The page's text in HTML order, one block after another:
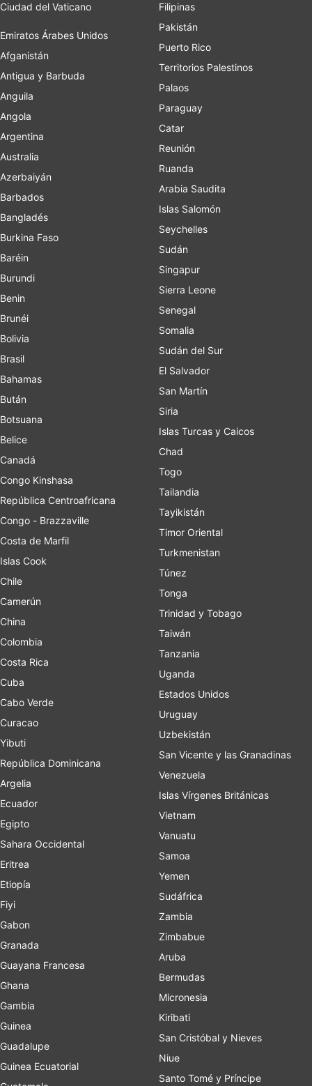
Ciudad del Vaticano
Emiratos Árabes Unidos
Afganistán
Antigua y Barbuda
Anguila
Angola
Argentina
Australia
Azerbaiyán
Barbados
Bangladés
Burkina Faso
Baréin
Burundi
Benin
Brunéi
Bolivia
Brasil
Bahamas
Bután
Botsuana
Belice
Canadá
Congo Kinshasa
República Centroafricana
Congo - Brazzaville
Costa de Marfil
Islas Cook
Chile
Camerún
China
Colombia
Costa Rica
Cuba
Cabo Verde
Curacao
Yibuti
República Dominicana
Argelia
Ecuador
Egipto
Sahara Occidental
Eritrea
Etiopía
Fiyi
Gabon
Granada
Guayana Francesa
Ghana
Gambia
Guinea
Guadalupe
Guinea Ecuatorial
Filipinas
Pakistán
Puerto Rico
Territorios Palestinos
Palaos
Paraguay
Catar
Reunión
Ruanda
Arabia Saudita
Islas Salomón
Seychelles
Sudán
Singapur
Sierra Leone
Senegal
Somalia
Sudán del Sur
El Salvador
San Martín
Siria
Islas Turcas y Caicos
Chad
Togo
Tailandia
Tayikistán
Timor Oriental
Turkmenistan
Túnez
Tonga
Trinidad y Tobago
Taiwán
Tanzania
Uganda
Estados Unidos
Uruguay
Uzbekistán
San Vicente y las Granadinas
Venezuela
Islas Vírgenes Británicas
Vietnam
Vanuatu
Samoa
Yemen
Sudáfrica
Zambia
Zimbabue
Aruba
Bermudas
Micronesia
Kiribati
San Cristóbal y Nieves
Niue
Santo Tomé y Príncipe